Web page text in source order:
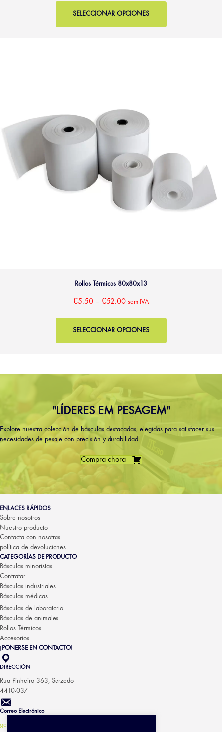
SELECCIONAR OPCIONES
Rollos Térmicos 80x80x13
€5.50 – €52.00 sem IVA
SELECCIONAR OPCIONES
"LÍDERES EM PESAGEM"
Explore nuestra colección de básculas destacadas, elegidas para satisfacer sus
necesidades de pesaje con precisión y durabilidad.
Compra ahora
ENLACES RÁPIDOS
Sobre nosotros
Nuestro producto
Contacta con nosotras
política de devoluciones
CATEGORÍAS DE PRODUCTO
Básculas minoristas
Contratar
Básculas industriales
Básculas médicas
Básculas de laboratorio
Básculas de animales
Rollos Térmicos
Accesorios
¡PONERSE EN CONTACTO!
DIRECCIÓN
Rua Pinheiro 363, Serzedo
4410-037
Correo Electrónico
geral@scales4u.pt